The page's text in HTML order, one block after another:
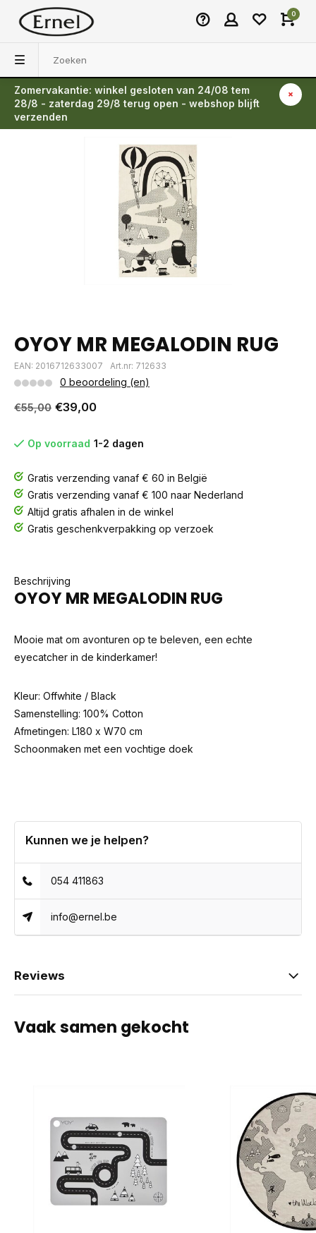
0
Zomervakantie: winkel gesloten van 24/08 tem
28/8 - zaterdag 29/8 terug open - webshop blijft
verzenden
Terug
OYOY MR MEGALODIN RUG
EAN: 2016712633007 Art.nr: 712633
0 beoordeling (en)
€55,00 €39,00
Op voorraad 1-2 dagen
Gratis verzending vanaf € 60 in België
Gratis verzending vanaf € 100 naar Nederland
Altijd gratis afhalen in de winkel
Gratis geschenkverpakking op verzoek
Beschrijving
OYOY MR MEGALODIN RUG
Mooie mat om avonturen op te beleven, een echte
eyecatcher in de kinderkamer!
Kleur: Offwhite / Black
Samenstelling: 100% Cotton
Afmetingen: L180 x W70 cm
Schoonmaken met een vochtige doek
Kunnen we je helpen?
054 411863
info@ernel.be
Reviews
Vaak samen gekocht